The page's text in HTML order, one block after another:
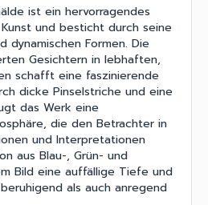
ist ein hervorragendes
und besticht durch seine
dynamischen Formen. Die
Gesichtern in lebhaften,
schafft eine faszinierende
dicke Pinselstriche und eine
das Werk eine
die den Betrachter in
und Interpretationen
aus Blau-, Grün- und
Bild eine auffällige Tiefe und
als auch anregend